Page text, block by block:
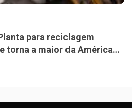
para reciclagem
torna a maior da América